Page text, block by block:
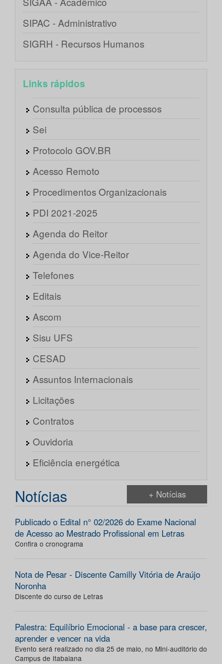
SIPAC - Administrativo
SIGRH - Recursos Humanos
Links rápidos
Consulta pública de processos
Sei
Protocolo GOV.BR
Acesso Remoto
Procedimentos Organizacionais
PDI 2021-2025
Agenda do Reitor
Agenda do Vice-Reitor
Telefones
Editais
Ascom
Sisu UFS
CESAD
Assuntos Internacionais
Licitações
Contratos
Ouvidoria
Eficiência energética
Notícias + Notícias
Publicado o Edital n° 02/2026 do Exame Nacional
de Acesso ao Mestrado Profissional em Letras
Confira o cronograma
Nota de Pesar - Discente Camilly Vitória de Araújo
Noronha
Discente do curso de Letras
Palestra: Equilíbrio Emocional - a base para crescer,
aprender e vencer na vida
Evento será realizado no dia 25 de maio, no Mini-auditório do
Campus de Itabaiana